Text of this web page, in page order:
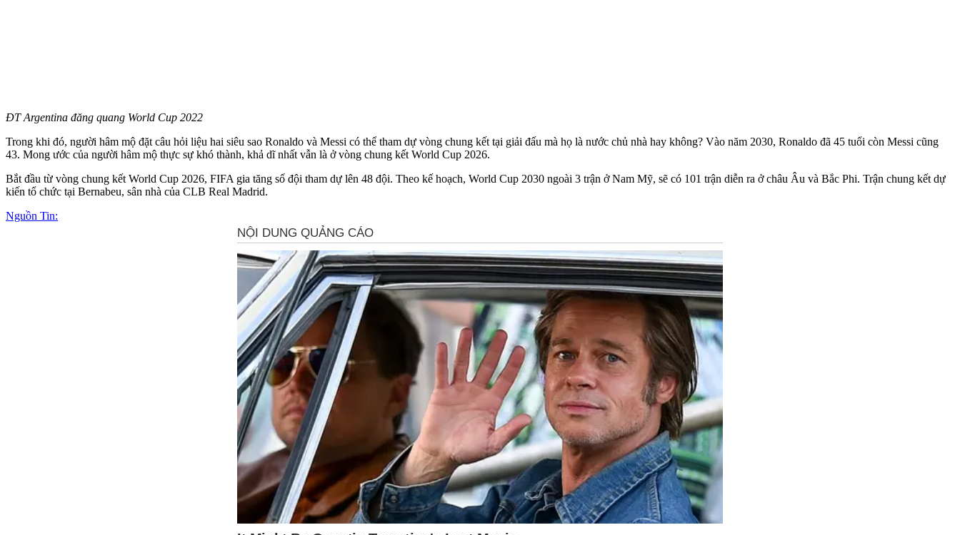
ĐT Argentina đăng quang World Cup 2022
Trong khi đó, người hâm mộ đặt câu hỏi liệu hai siêu sao Ronaldo và Messi có thể tham dự vòng chung kết tại giải đấu mà họ là nước chủ nhà hay không? Vào năm 2030, Ronaldo đã 45 tuổi còn Messi cũng
43. Mong ước của người hâm mộ thực sự khó thành, khả dĩ nhất vẫn là ở vòng chung kết World Cup 2026.
Bắt đầu từ vòng chung kết World Cup 2026, FIFA gia tăng số đội tham dự lên 48 đội. Theo kế hoạch, World Cup 2030 ngoài 3 trận ở Nam Mỹ, sẽ có 101 trận diễn ra ở châu Âu và Bắc Phi. Trận chung kết dự
kiến tổ chức tại Bernabeu, sân nhà của CLB Real Madrid.
Nguồn Tin: